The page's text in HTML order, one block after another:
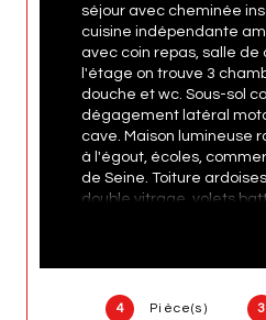
4 Pièce(s) 3
séjour avec cheminée
cuisine indépendante
avec coin repas, salle de
l'étage on trouve 3
douche et wc. Sous-sol
dégagement latéral
cave. Maison lumineuse
à l'égout, écoles,
de Seine. Toiture
double vitrage, volets
DORCHY Jacky Tél : 06 08